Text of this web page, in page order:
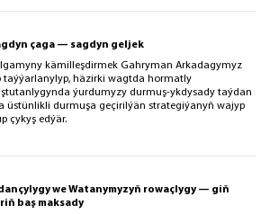
çaga — sagdyn geljek
kämilleşdirmek Gahryman Arkadagymyz
taýýarlanylyp, häzirki wagtda hormatly
ýurdumyzy durmuş-ykdysady taýdan
üstünlikli durmuşa geçirilýän strategiýanyň wajyp
çykyş edýär.
we Watanymyzyň rowaçlygy — giň
baş maksady